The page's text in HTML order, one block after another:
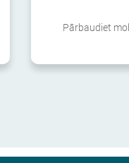
Pārbaudiet